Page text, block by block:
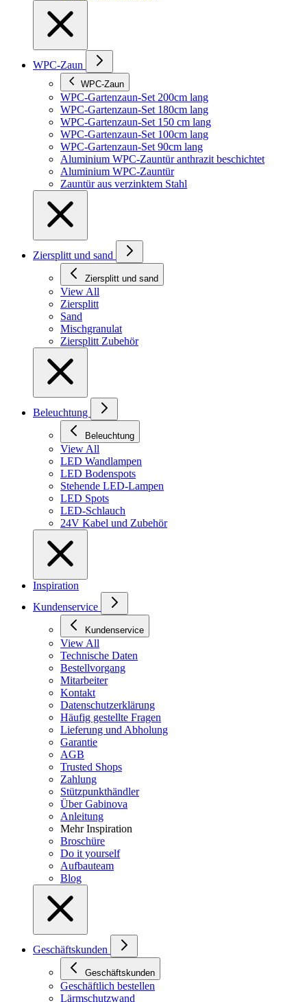
WPC-Zaun
WPC-Zaun
WPC-Gartenzaun-Set 200cm lang
WPC-Gartenzaun-Set 180cm lang
WPC-Gartenzaun-Set 150 cm lang
WPC-Gartenzaun-Set 100cm lang
WPC-Gartenzaun-Set 90cm lang
Aluminium WPC-Zauntür anthrazit beschichtet
Aluminium WPC-Zauntür
Zauntür aus verzinktem Stahl
Ziersplitt und sand
Ziersplitt und sand
View All
Ziersplitt
Sand
Mischgranulat
Ziersplitt Zubehör
Beleuchtung
Beleuchtung
View All
LED Wandlampen
LED Bodenspots
Stehende LED-Lampen
LED Spots
LED-Schlauch
24V Kabel und Zubehör
Inspiration
Kundenservice
Kundenservice
View All
Technische Daten
Bestellvorgang
Mitarbeiter
Kontakt
Datenschutzerklärung
Häufig gestellte Fragen
Lieferung und Abholung
Garantie
AGB
Trusted Shops
Zahlung
Stützpunkthändler
Über Gabinova
Anleitung
Mehr Inspiration
Broschüre
Do it yourself
Aufbauteam
Blog
Geschäftskunden
Geschäftskunden
Geschäftlich bestellen
Lärmschutzwand